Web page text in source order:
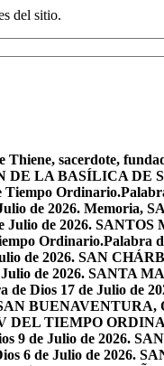
del sitio.
Thiene, sacerdote,
DE LA BASÍLICA
Tiempo Ordinario.
de 2026. Memoria,
Julio de 2026.
Ordinario.Palabra
de 2026. SAN
Julio de 2026. SANTA
de Dios 17 de Julio de
BUENAVENTURA,
DEL TIEMPO
9 de Julio de 2026.
6 de Julio de 2026.